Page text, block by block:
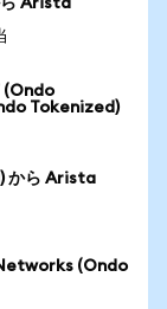
Arista
(Ondo
Tokenized)
から Arista
(Ondo